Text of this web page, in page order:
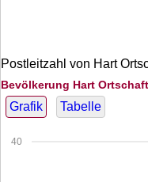
Postleitzahl von Hart
Bevölkerung Hart
Grafik Tabelle
40